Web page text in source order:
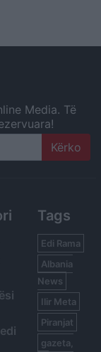
Media. Të
Tags
Edi Rama
Albania
News
Ilir Meta
Piranjat
gazeta,